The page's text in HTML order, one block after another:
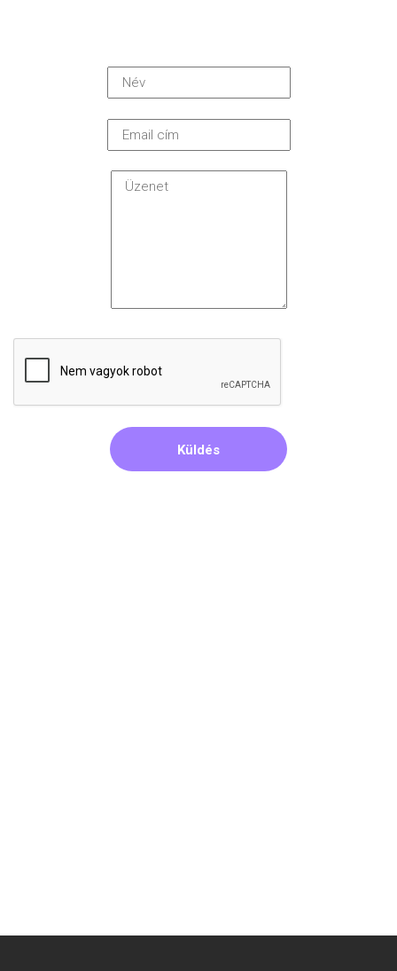
Küldés